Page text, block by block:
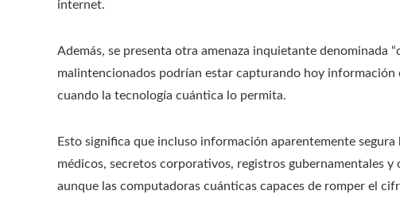
internet.
Además, se presenta otra amenaza inquietante denominada
malintencionados podrían estar capturando hoy información
cuando la tecnología cuántica lo permita.
Esto significa que incluso información aparentemente
médicos, secretos corporativos, registros gubernamentales
aunque las computadoras cuánticas capaces de romper el